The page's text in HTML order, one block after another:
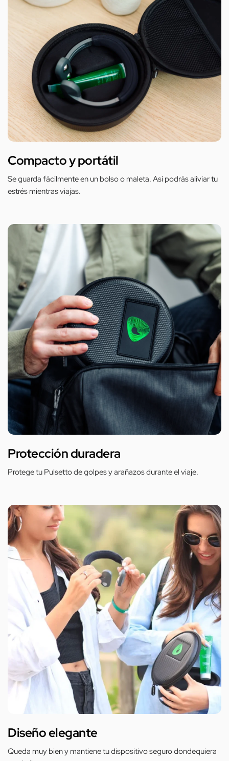
Compacto y portátil
Se guarda fácilmente en un bolso o maleta. Así podrás aliviar tu
estrés mientras viajas.
Protección duradera
Protege tu Pulsetto de golpes y arañazos durante el viaje.
Diseño elegante
Queda muy bien y mantiene tu dispositivo seguro dondequiera